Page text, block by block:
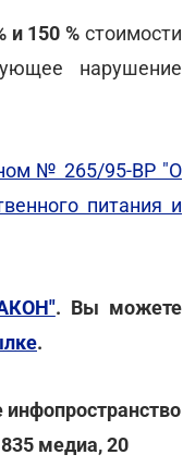
и 150 % стоимости
нарушение
№ 265/95-ВР "О
питания и
. Вы можете
.
инфопространство
медиа, 20